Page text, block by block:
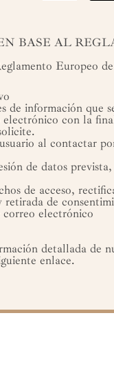
BASE AL
Europeo
de información que
con la
al contactar
de datos prevista,
de acceso,
de
correo electrónico
detallada de
enlace.